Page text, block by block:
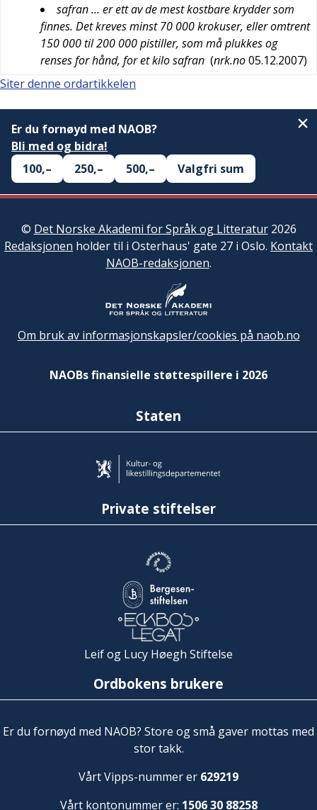
safran … er ett av de mest kostbare krydder som
finnes. Det kreves minst 70 000 krokuser, eller omtrent
150 000 til 200 000 pistiller, som må plukkes og
renses for hånd, for et kilo safran (nrk.no05.12.2007)
Siter denne ordartikkelen
Er du fornøyd med NAOB?
Bli med og bidra!
100,–
250,– 500,– Valgfri sum
© Det Norske Akademi for Språk og Litteratur2026
Redaksjonen holder til i Osterhaus' gate 27 i Oslo. Kontakt
NAOB-redaksjonen.
Om bruk av informasjonskapsler/cookies på naob.no
NAOBs finansielle støttespillere i 2026
Staten
Private stiftelser
Leif og Lucy Høegh Stiftelse
Ordbokens brukere
Er du fornøyd med NAOB? Store og små gaver mottas med
stor takk.
Vårt Vipps-nummer er 629219
Vårt kontonummer er: 1506 30 88258